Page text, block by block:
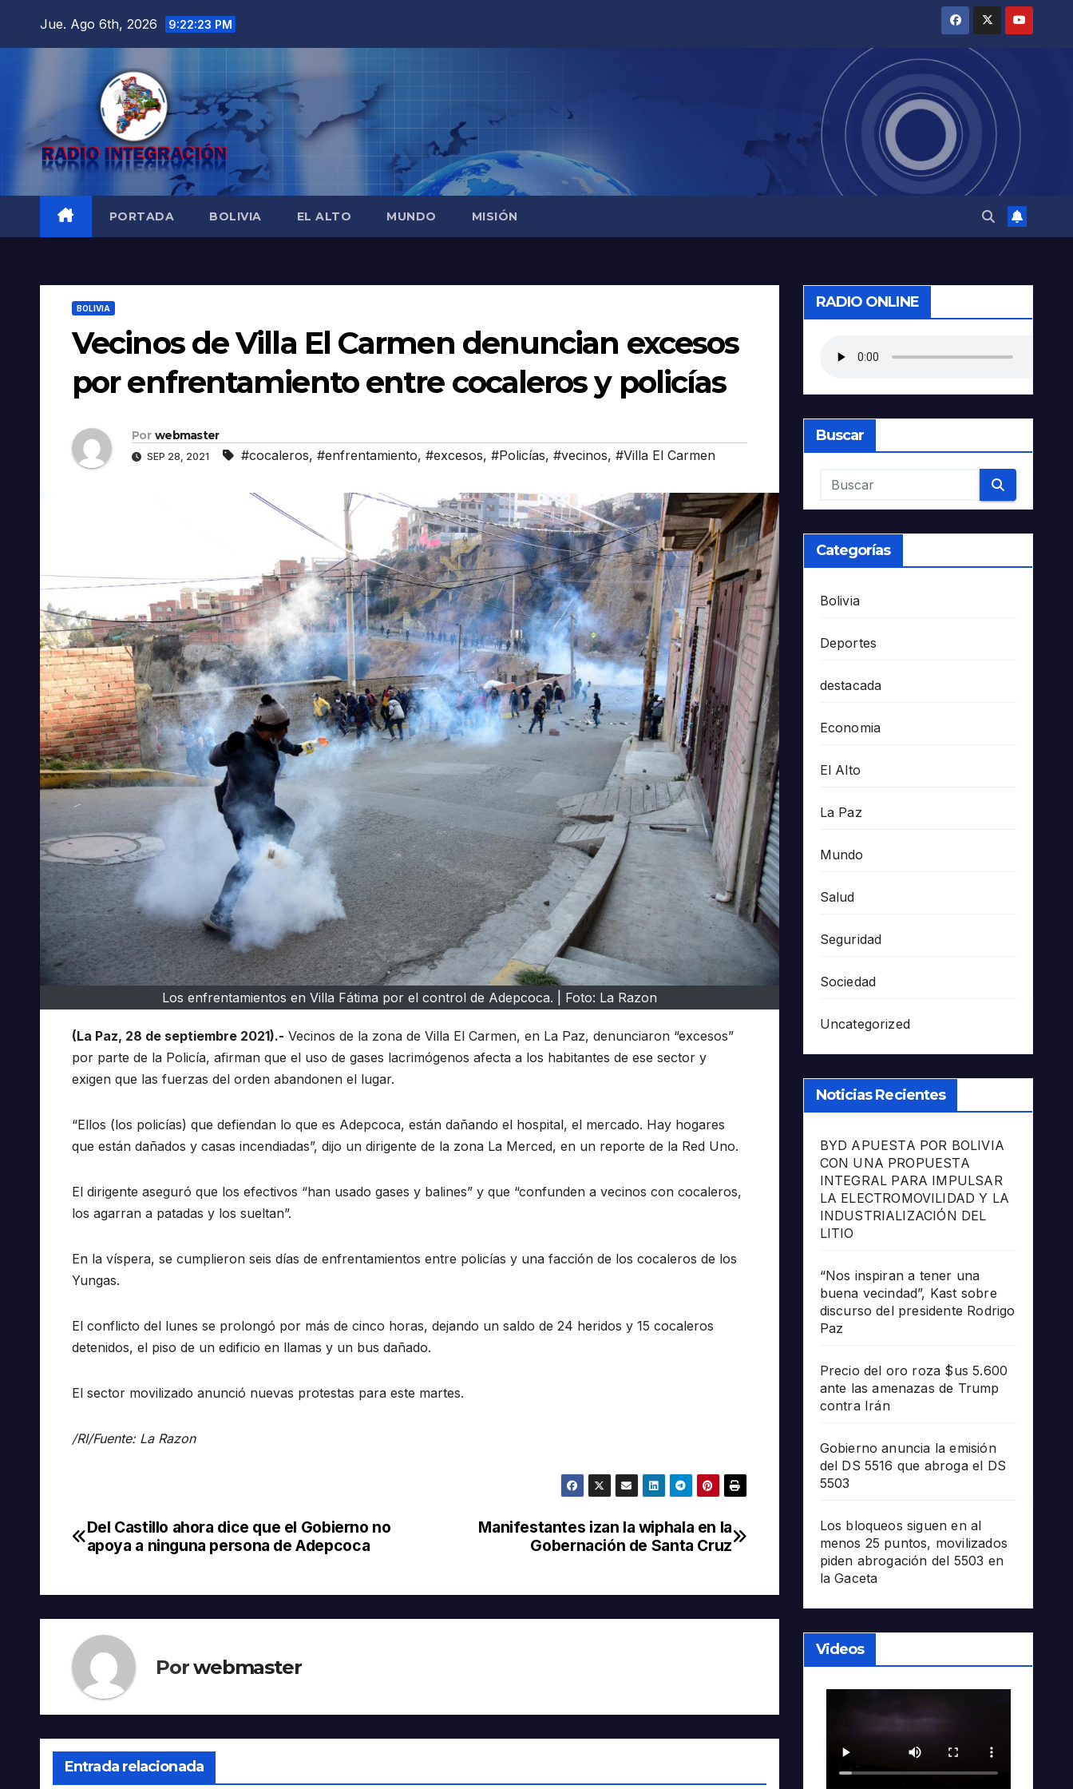
Jue. Ago 6th, 2026 9:22:25 PM
PORTADA BOLIVIA EL ALTO MUNDO MISIÓN
BOLIVIA
Vecinos de Villa El Carmen denuncian excesos
por enfrentamiento entre cocaleros y policías
Por webmaster
SEP 28, 2021 #cocaleros, #enfrentamiento, #excesos, #Policías, #vecinos, #Villa El Carmen
Los enfrentamientos en Villa Fátima por el control de Adepcoca. | Foto: La Razon
(La Paz, 28 de septiembre 2021).- Vecinos de la zona de Villa El Carmen, en La Paz, denunciaron “excesos”
por parte de la Policía, afirman que el uso de gases lacrimógenos afecta a los habitantes de ese sector y
exigen que las fuerzas del orden abandonen el lugar.
“Ellos (los policías) que defiendan lo que es Adepcoca, están dañando el hospital, el mercado. Hay hogares
que están dañados y casas incendiadas”, dijo un dirigente de la zona La Merced, en un reporte de la Red Uno.
El dirigente aseguró que los efectivos “han usado gases y balines” y que “confunden a vecinos con cocaleros,
los agarran a patadas y los sueltan”.
En la víspera, se cumplieron seis días de enfrentamientos entre policías y una facción de los cocaleros de los
Yungas.
El conflicto del lunes se prolongó por más de cinco horas, dejando un saldo de 24 heridos y 15 cocaleros
detenidos, el piso de un edificio en llamas y un bus dañado.
El sector movilizado anunció nuevas protestas para este martes.
/RI/Fuente: La Razon
Navegación
entradas
Manifestantes izan la wiphala en la
Gobernación de Santa Cruz
Del Castillo ahora dice que el Gobierno no
apoya a ninguna persona de Adepcoca
Porwebmaster
Entrada relacionada
RADIO ONLINE
Buscar
Categorías
Bolivia
Deportes
destacada
Economia
El Alto
La Paz
Mundo
Salud
Seguridad
Sociedad
Uncategorized
Noticias Recientes
BYD APUESTA POR BOLIVIA
CON UNA PROPUESTA
INTEGRAL PARA IMPULSAR
LA ELECTROMOVILIDAD Y LA
INDUSTRIALIZACIÓN DEL
LITIO
“Nos inspiran a tener una
buena vecindad”, Kast sobre
discurso del presidente Rodrigo
Paz
Precio del oro roza $us 5.600
ante las amenazas de Trump
contra Irán
Gobierno anuncia la emisión
del DS 5516 que abroga el DS
5503
Los bloqueos siguen en al
menos 25 puntos, movilizados
piden abrogación del 5503 en
la Gaceta
Videos